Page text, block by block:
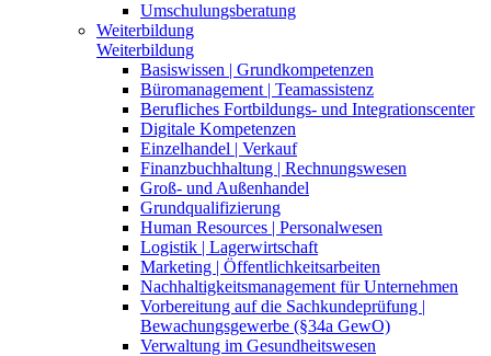
Umschulungsberatung
Weiterbildung
Weiterbildung
Basiswissen | Grundkompetenzen
Büromanagement | Teamassistenz
Berufliches Fortbildungs- und Integrationscenter
Digitale Kompetenzen
Einzelhandel | Verkauf
Finanzbuchhaltung | Rechnungswesen
Groß- und Außenhandel
Grundqualifizierung
Human Resources | Personalwesen
Logistik | Lagerwirtschaft
Marketing | Öffentlichkeitsarbeiten
Nachhaltigkeitsmanagement für Unternehmen
Vorbereitung auf die Sachkundeprüfung |
Bewachungsgewerbe (§34a GewO)
Verwaltung im Gesundheitswesen